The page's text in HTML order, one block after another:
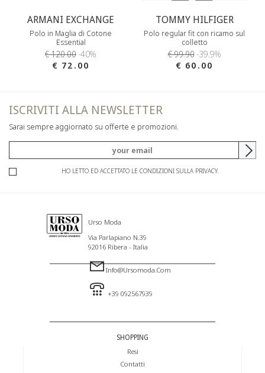
ARMANI EXCHANGE
Polo in Maglia di Cotone
Essential
€ 120.00-40%
€ 72.00
TOMMY HILFIGER
Polo regular fit con ricamo sul
colletto
€ 99.90-39.9%
€ 60.00
ISCRIVITI ALLA NEWSLETTER
Sarai sempre aggiornato su offerte e promozioni.
HO LETTO ED ACCETTATO LE CONDIZIONI SULLA PRIVACY.
Urso Moda
Via Parlapiano N.39
92016 Ribera - Italia
Info@ursomoda.com
+39 092567939
SHOPPING
Resi
Contatti